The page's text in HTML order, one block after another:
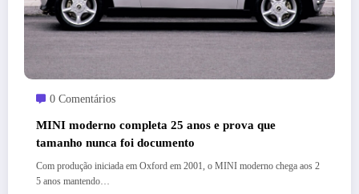
0 Comentários
MINI moderno completa 25 anos e prova que
tamanho nunca foi documento
Com produção iniciada em Oxford em 2001, o MINI moderno chega aos 2
5 anos mantendo…